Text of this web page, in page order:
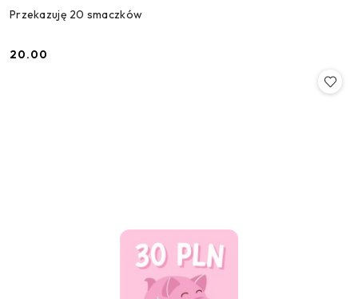
Przekazuję 20 smaczków
Cena:
20.00